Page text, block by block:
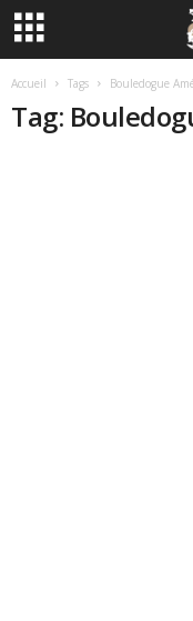
Accueil Tags Bouledogue
Tag: